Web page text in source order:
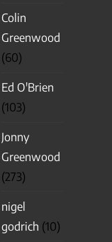
Colin
Greenwood
(60)
Ed O'Brien
(103)
Jonny
Greenwood
(273)
nigel
godrich (10)